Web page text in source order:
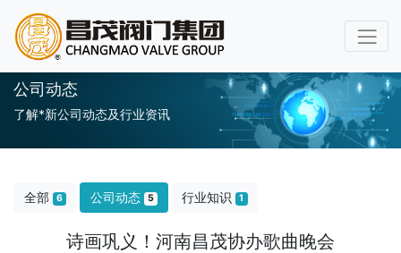
公司动态
了解*新公司动态及行业资讯
全部 6 公司动态 5 行业知识 1
诗画巩义！河南昌茂协办歌曲晚会